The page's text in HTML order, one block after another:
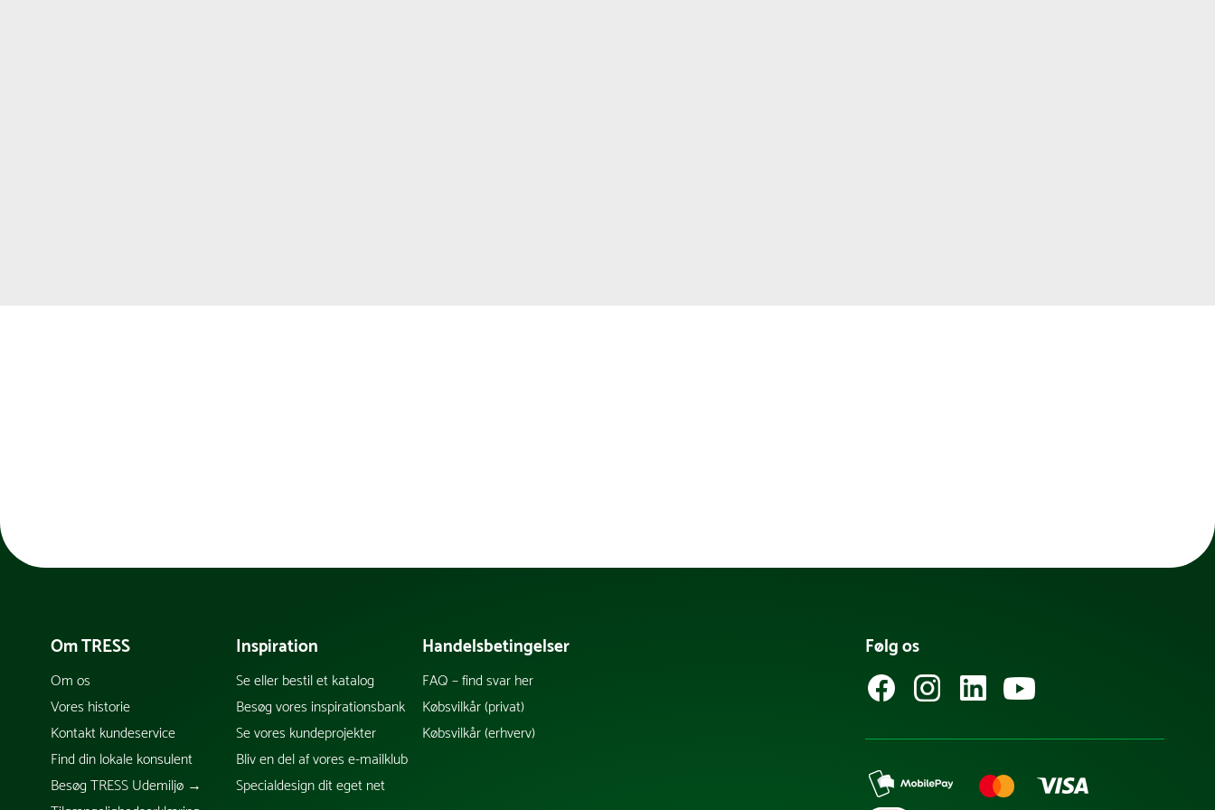
Om TRESS
Om os
Vores historie
Kontakt kundeservice
Find din lokale konsulent
Besøg TRESS Udemiljø →
Inspiration
Se eller bestil et katalog
Besøg vores inspirationsbank
Se vores kundeprojekter
Bliv en del af vores e-mailklub
Specialdesign dit eget net
Handelsbetingelser
FAQ – find svar her
Købsvilkår (privat)
Købsvilkår (erhverv)
Følg os